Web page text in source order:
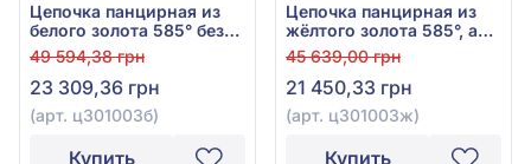
Цепочка панцирная из
белого золота 585° без
вставки, арт. ц301003б
49 594,38 грн
23 309,36 грн
(арт. ц301003б)
Купить
Цепочка панцирная из
жёлтого золота 585°, арт.
ц301003ж
45 639,00 грн
21 450,33 грн
(арт. ц301003ж)
Купить